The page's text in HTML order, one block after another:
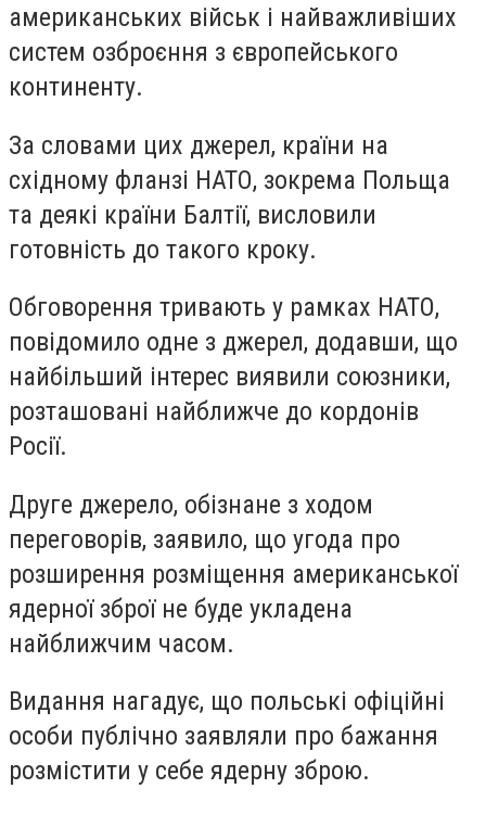
американських військ і найважливіших
систем озброєння з європейського
континенту.
За словами цих джерел, країни на
східному фланзі НАТО, зокрема Польща
та деякі країни Балтії, висловили
готовність до такого кроку.
Обговорення тривають у рамках НАТО,
повідомило одне з джерел, додавши, що
найбільший інтерес виявили союзники,
розташовані найближче до кордонів
Росії.
Друге джерело, обізнане з ходом
переговорів, заявило, що угода про
розширення розміщення американської
ядерної зброї не буде укладена
найближчим часом.
Видання нагадує, що польські офіційні
особи публічно заявляли про бажання
розмістити у себе ядерну зброю.